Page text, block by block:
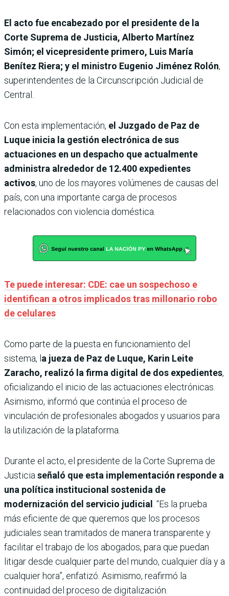
El acto fue encabezado por el presidente de la
Corte Suprema de Justicia, Alberto Martínez
Simón; el vicepresidente primero, Luis María
Benítez Riera; y el ministro Eugenio Jiménez Rolón,
superintendentes de la Circunscripción Judicial de
Central.
Con esta implementación, el Juzgado de Paz de
Luque inicia la gestión electrónica de sus
actuaciones en un despacho que actualmente
administra alrededor de 12.400 expedientes
activos, uno de los mayores volúmenes de causas del
país, con una importante carga de procesos
relacionados con violencia doméstica.
Te puede interesar: CDE: cae un sospechoso e
identifican a otros implicados tras millonario robo
de celulares
Como parte de la puesta en funcionamiento del
sistema, la jueza de Paz de Luque, Karin Leite
Zaracho, realizó la firma digital de dos expedientes,
oficializando el inicio de las actuaciones electrónicas.
Asimismo, informó que continúa el proceso de
vinculación de profesionales abogados y usuarios para
la utilización de la plataforma.
Durante el acto, el presidente de la Corte Suprema de
Justicia señaló que esta implementación responde a
una política institucional sostenida de
modernización del servicio judicial . “Es la prueba
más eficiente de que queremos que los procesos
judiciales sean tramitados de manera transparente y
facilitar el trabajo de los abogados, para que puedan
litigar desde cualquier parte del mundo, cualquier día y a
cualquier hora”, enfatizó. Asimismo, reafirmó la
continuidad del proceso de digitalización.